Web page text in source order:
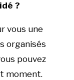
?
vous une
organisés
pouvez
moment.